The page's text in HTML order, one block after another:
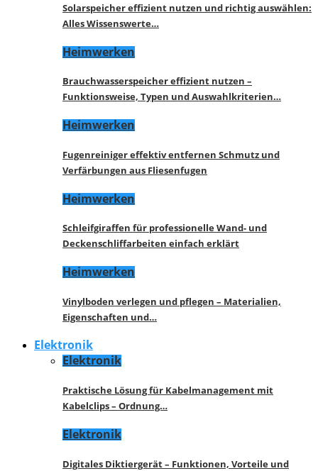
Solarspeicher effizient nutzen und richtig auswählen:
Alles Wissenswerte…
Heimwerken
Brauchwasserspeicher effizient nutzen –
Funktionsweise, Typen und Auswahlkriterien…
Heimwerken
Fugenreiniger effektiv entfernen Schmutz und
Verfärbungen aus Fliesenfugen
Heimwerken
Schleifgiraffen für professionelle Wand- und
Deckenschliffarbeiten einfach erklärt
Heimwerken
Vinylboden verlegen und pflegen – Materialien,
Eigenschaften und…
Elektronik
Elektronik
Praktische Lösung für Kabelmanagement mit
Kabelclips – Ordnung…
Elektronik
Digitales Diktiergerät – Funktionen, Vorteile und